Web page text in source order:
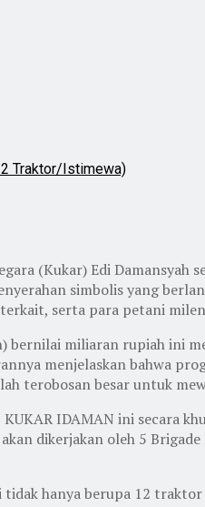
Traktor/Istimewa)
(Kukar) Edi
simbolis yang
serta para petani
miliaran rupiah ini
menjelaskan bahwa
terobosan besar untuk
IDAMAN ini secara
dikerjakan oleh 5
hanya berupa 12